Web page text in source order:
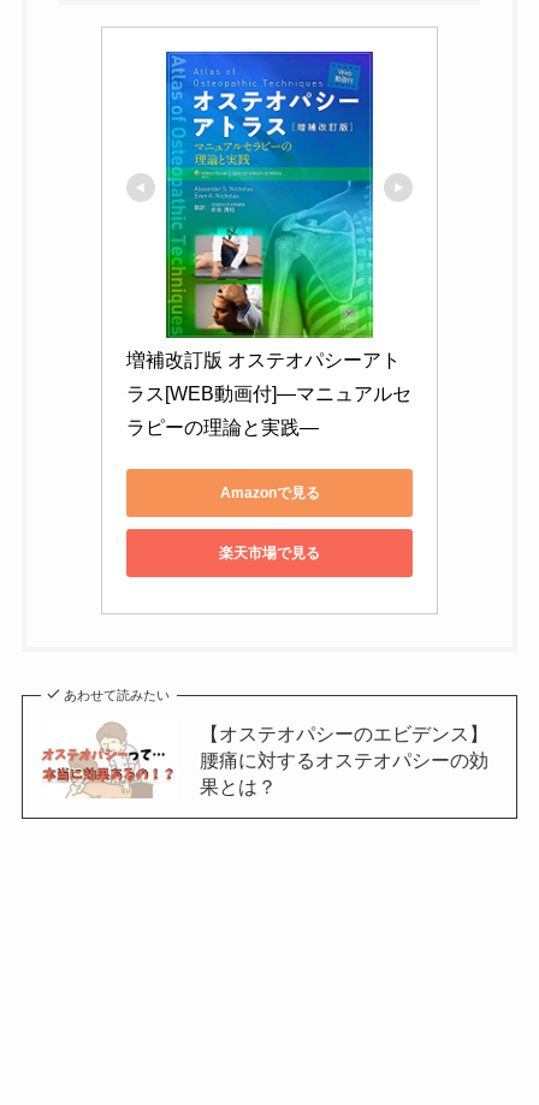
増補改訂版 オステオパシーアト
ラス[WEB動画付]―マニュアルセ
ラピーの理論と実践―
Amazonで見る
楽天市場で見る
あわせて読みたい
【オステオパシーのエビデンス】
腰痛に対するオステオパシーの効
果とは？